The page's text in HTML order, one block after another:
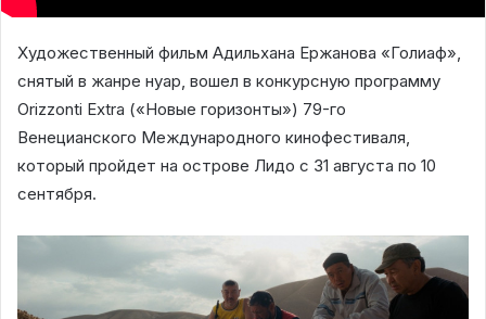
Художественный фильм Адильхана Ержанова «Голиаф»,
снятый в жанре нуар, вошел в конкурсную программу
Orizzonti Extra («Новые горизонты») 79-го
Венецианского Международного кинофестиваля,
который пройдет на острове Лидо с 31 августа по 10
сентября.